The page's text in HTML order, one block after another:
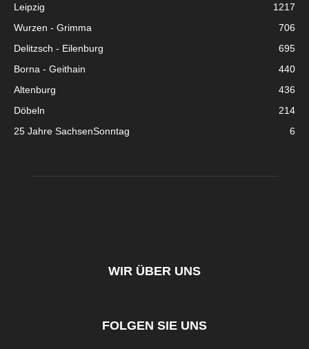
Leipzig
1217
Wurzen - Grimma
706
Delitzsch - Eilenburg
695
Borna - Geithain
440
Altenburg
436
Döbeln
214
25 Jahre SachsenSonntag
6
WIR ÜBER UNS
FOLGEN SIE UNS